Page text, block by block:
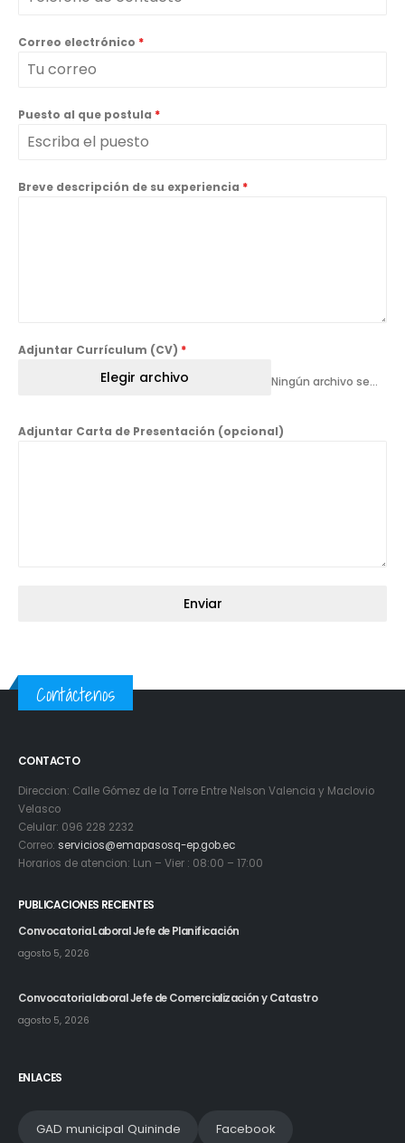
Correo electrónico *
Puesto al que postula *
Breve descripción de su experiencia *
Adjuntar Currículum (CV) *
Elegir archivo Ningún archivo seleccionado
Adjuntar Carta de Presentación (opcional)
Enviar
Contáctenos
CONTACTO
Direccion: Calle Gómez de la Torre Entre Nelson Valencia y Maclovio
Velasco
Celular: 096 228 2232
Correo: servicios@emapasosq-ep.gob.ec
Horarios de atencion: Lun – Vier : 08:00 – 17:00
PUBLICACIONES RECIENTES
Convocatoria Laboral Jefe de Planificación
agosto 5, 2026
Convocatoria laboral Jefe de Comercialización y Catastro
agosto 5, 2026
ENLACES
GAD municipal Quininde Facebook